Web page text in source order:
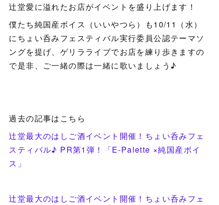
辻堂愛に溢れたお店がイベントを盛り上げます！
僕たち純国産ボイス（いいやつら）も10/11（水）
にちょい呑みフェスティバル実行委員公認テーマソ
ングを提げ、ゲリラライブでお店を練り歩きますの
で是非、ご一緒の際は一緒に歌いましょう♪
過去の記事はこちら
辻堂最大のはしご酒イベント開催！ちょい呑みフェ
スティバル♪ PR第1弾！「E-Palette ×純国産ボイ
ス」
辻堂最大のはしご酒イベント開催！ちょい呑みフェ